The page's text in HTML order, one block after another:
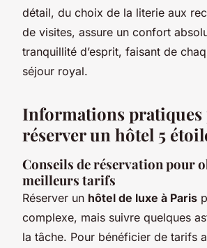
détail, du choix de la literie aux
de visites, assure un confort
tranquillité d’esprit, faisant de
séjour royal.
Informations pratiques
réserver un hôtel 5
Conseils de réservation pour
meilleurs tarifs
Réserver un hôtel de luxe à Paris
complexe, mais suivre quelques
la tâche. Pour bénéficier de tarifs